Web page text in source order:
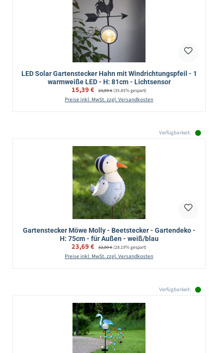
LED Solar Gartenstecker Hahn mit Windrichtungspfeil - 1
warmweiße LED - H: 81cm - Lichtsensor
Verkaufspreis:
15,39 € Regulärer Preis:
23,99 €(35.85% gespart)
Preise inkl. MwSt. zzgl. Versandkosten
Verfügbarkeit:
Gartenstecker Möwe Molly - Beetstecker - Gartendeko -
H: 75cm - für Außen - weiß/blau
Verkaufspreis:
23,69 € Regulärer Preis:
32,99 €(28.19% gespart)
Preise inkl. MwSt. zzgl. Versandkosten
Verfügbarkeit: